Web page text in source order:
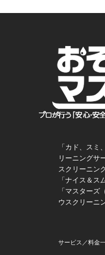
「カド、ス
リーニングサ
スクリーニン
「ナイス＆
「マスター
ウスクリーニ
サービス／料金